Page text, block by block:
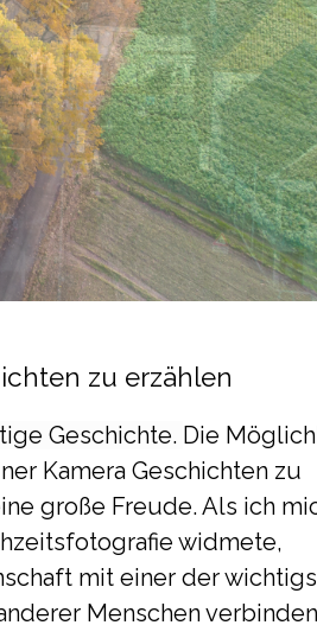
zu erzählen
Geschichte. Die
Kamera Geschichten zu
große Freude. Als ich
widmete,
mit einer der
Menschen